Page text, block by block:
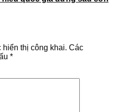
thị công khai. Các
*